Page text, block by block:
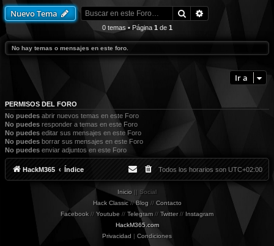
Nuevo Tema Buscar
0 temas • Página 1 de 1
No hay temas o mensajes en este foro.
Ir a
PERMISOS DEL FORO
No puedes abrir nuevos temas en este Foro
No puedes responder a temas en este Foro
No puedes editar sus mensajes en este Foro
No puedes borrar sus mensajes en este Foro
No puedes enviar adjuntos en este Foro
HackM365 Índice Todos los horarios son UTC+02:00
Inicio || Social
Hack Classic//Blog // Contacto
Facebook // Youtube // Telegram // Twitter// Instagram
HackM365.com
Privacidad | Condiciones